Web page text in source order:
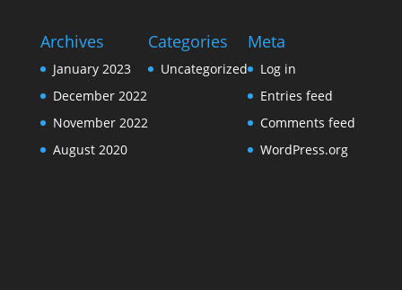
Archives
January 2023
December 2022
November 2022
August 2020
Categories
Uncategorized
Meta
Log in
Entries feed
Comments feed
WordPress.org